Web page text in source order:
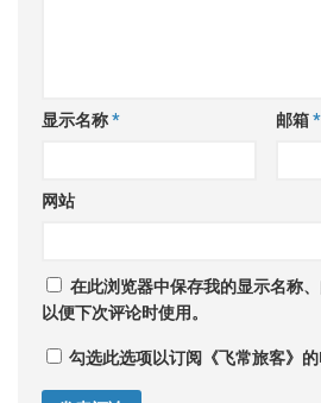
显示名称* 邮箱*
网站
在此浏览器中保存我的显示名称
以便下次评论时使用。
勾选此选项以订阅《飞常旅客》的